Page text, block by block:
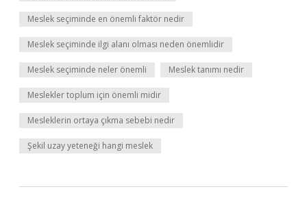
Meslek seçiminde en önemli faktör nedir
Meslek seçiminde ilgi alanı olması neden önemlidir
Meslek seçiminde neler önemli Meslek tanımı nedir
Meslekler toplum için önemli midir
Mesleklerin ortaya çıkma sebebi nedir
Şekil uzay yeteneği hangi meslek